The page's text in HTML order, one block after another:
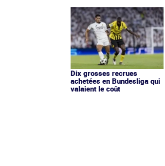
Dix grosses recrues
achetées en Bundesliga qui
valaient le coût